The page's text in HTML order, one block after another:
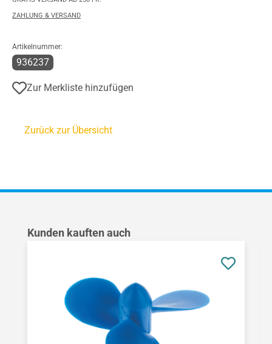
ZAHLUNG & VERSAND
Artikelnummer:
936237
Zur Merkliste hinzufügen
Zurück zur Übersicht
Produktgalerie überspringen
Kunden kauften auch